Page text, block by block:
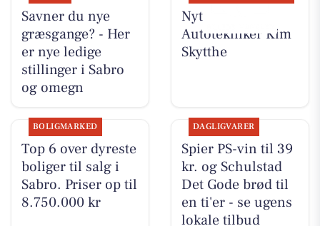
Savner du nye
græsgange? - Her
er nye ledige
stillinger i Sabro
og omegn
Nyt fra
Autotekniker Kim
Skytthe
BOLIGMARKED
Top 6 over dyreste
boliger til salg i
Sabro. Priser op til
8.750.000 kr
DAGLIGVARER
Spier PS-vin til 39
kr. og Schulstad
Det Gode brød til
en ti'er - se ugens
lokale tilbud